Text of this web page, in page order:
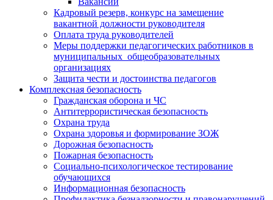
Кадровый резерв, конкурс на замещение
вакантной должности руководителя
Оплата труда руководителей
Меры поддержки педагогических работников в
муниципальных общеобразовательных
организациях
Защита чести и достоинства педагогов
Комплексная безопасность
Гражданская оборона и ЧС
Антитеррористическая безопасность
Охрана труда
Охрана здоровья и формирование ЗОЖ
Дорожная безопасность
Пожарная безопасность
Социально-психологическое тестирование
обучающихся
Информационная безопасность